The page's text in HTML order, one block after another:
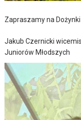
Zapraszamy na
Jakub Czernicki
Juniorów Młodszych